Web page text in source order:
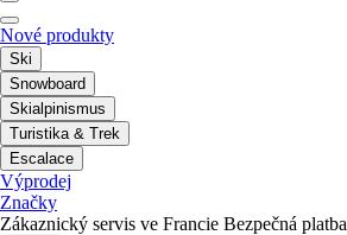
Nové produkty
Ski
Snowboard
Skialpinismus
Turistika & Trek
Escalace
Výprodej
Značky
Zákaznický servis ve Francie Bezpečná platba